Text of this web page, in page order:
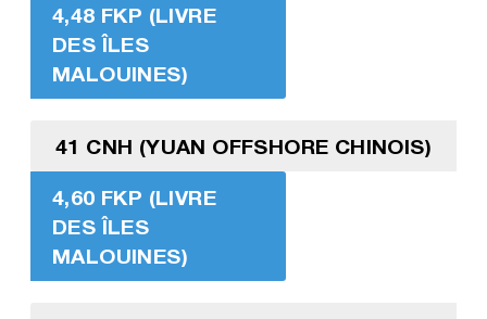
4,48 FKP (LIVRE
DES ÎLES
MALOUINES)
41 CNH (YUAN OFFSHORE CHINOIS)
4,60 FKP (LIVRE
DES ÎLES
MALOUINES)